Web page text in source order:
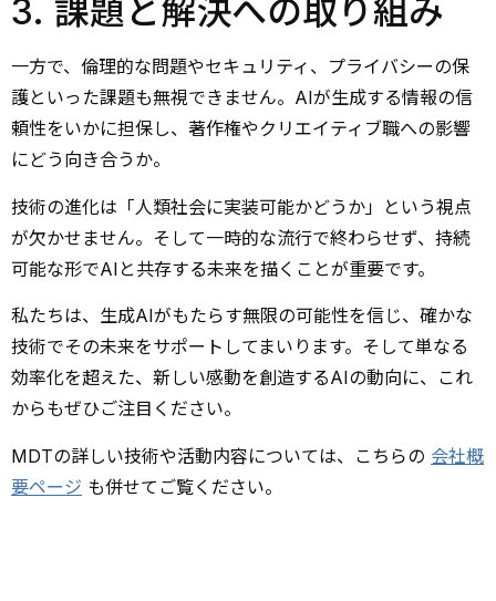
3. 課題と解決への取り組み
一方で、倫理的な問題やセキュリティ、プライバシーの保
護といった課題も無視できません。AIが生成する情報の信
頼性をいかに担保し、著作権やクリエイティブ職への影響
にどう向き合うか。
技術の進化は「人類社会に実装可能かどうか」という視点
が欠かせません。そして一時的な流行で終わらせず、持続
可能な形でAIと共存する未来を描くことが重要です。
私たちは、生成AIがもたらす無限の可能性を信じ、確かな
技術でその未来をサポートしてまいります。そして単なる
効率化を超えた、新しい感動を創造するAIの動向に、これ
からもぜひご注目ください。
MDTの詳しい技術や活動内容については、こちらの 会社概
要ページ も併せてご覧ください。